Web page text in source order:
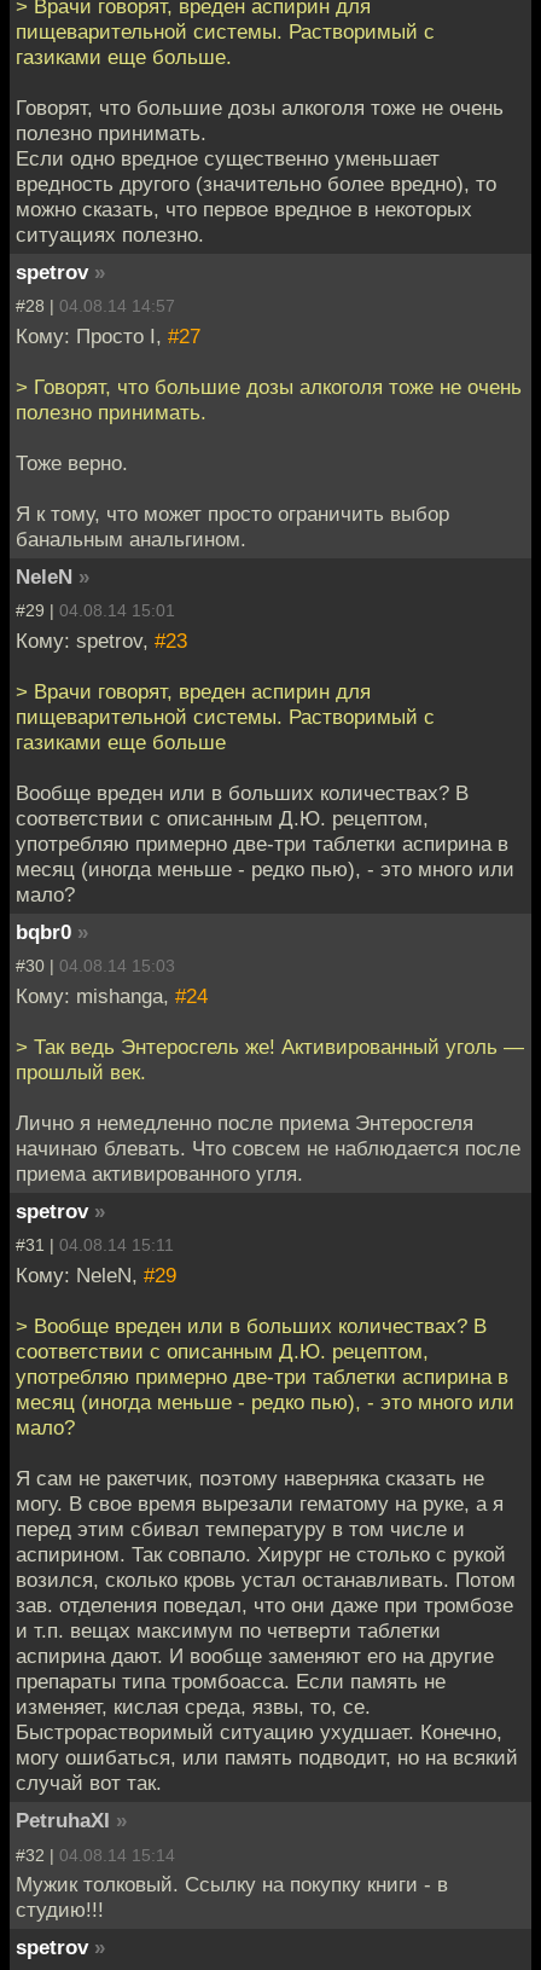
> Врачи говорят, вреден аспирин для
пищеварительной системы. Растворимый с
газиками еще больше.
Говорят, что большие дозы алкоголя тоже не очень
полезно принимать.
Если одно вредное существенно уменьшает
вредность другого (значительно более вредно), то
можно сказать, что первое вредное в некоторых
ситуациях полезно.
spetrov »
#28 | 04.08.14 14:57
Кому: Просто I, #27
> Говорят, что большие дозы алкоголя тоже не очень
полезно принимать.
Тоже верно.
Я к тому, что может просто ограничить выбор
банальным анальгином.
NeleN »
#29 | 04.08.14 15:01
Кому: spetrov, #23
> Врачи говорят, вреден аспирин для
пищеварительной системы. Растворимый с
газиками еще больше
Вообще вреден или в больших количествах? В
соответствии с описанным Д.Ю. рецептом,
употребляю примерно две-три таблетки аспирина в
месяц (иногда меньше - редко пью), - это много или
мало?
bqbr0 »
#30 | 04.08.14 15:03
Кому: mishanga, #24
> Так ведь Энтеросгель же! Активированный уголь —
прошлый век.
Лично я немедленно после приема Энтеросгеля
начинаю блевать. Что совсем не наблюдается после
приема активированного угля.
spetrov »
#31 | 04.08.14 15:11
Кому: NeleN, #29
> Вообще вреден или в больших количествах? В
соответствии с описанным Д.Ю. рецептом,
употребляю примерно две-три таблетки аспирина в
месяц (иногда меньше - редко пью), - это много или
мало?
Я сам не ракетчик, поэтому наверняка сказать не
могу. В свое время вырезали гематому на руке, а я
перед этим сбивал температуру в том числе и
аспирином. Так совпало. Хирург не столько с рукой
возился, сколько кровь устал останавливать. Потом
зав. отделения поведал, что они даже при тромбозе
и т.п. вещах максимум по четверти таблетки
аспирина дают. И вообще заменяют его на другие
препараты типа тромбоассa. Если память не
изменяет, кислая среда, язвы, то, се.
Быстрорастворимый ситуацию ухудшает. Конечно,
могу ошибаться, или память подводит, но на всякий
случай вот так.
PetruhaXI »
#32 | 04.08.14 15:14
Мужик толковый. Ссылку на покупку книги - в
студию!!!
spetrov »